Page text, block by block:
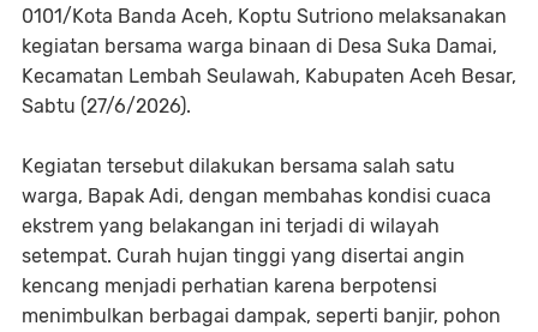
0101/Kota Banda Aceh, Koptu Sutriono melaksanakan
kegiatan bersama warga binaan di Desa Suka Damai,
Kecamatan Lembah Seulawah, Kabupaten Aceh Besar,
Sabtu (27/6/2026).
Kegiatan tersebut dilakukan bersama salah satu
warga, Bapak Adi, dengan membahas kondisi cuaca
ekstrem yang belakangan ini terjadi di wilayah
setempat. Curah hujan tinggi yang disertai angin
kencang menjadi perhatian karena berpotensi
menimbulkan berbagai dampak, seperti banjir, pohon